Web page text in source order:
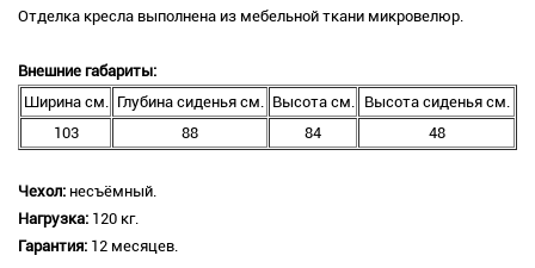
Отделка кресла выполнена из мебельной ткани микровелюр.
Внешние габариты:
Ширина см. Глубина сиденья см. Высота см.
Высота сиденья см.
103
88 84 48
Чехол: несъёмный.
Нагрузка: 120 кг.
Гарантия: 12 месяцев.